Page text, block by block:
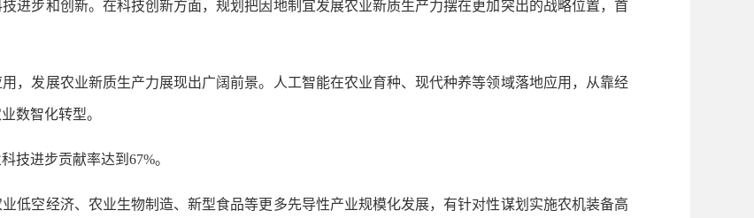
步和创新。在科技创新方面，规划把因地制宜发展农业新质生产力摆在更加突出的战略位置，首
发展农业新质生产力展现出广阔前景。人工智能在农业育种、现代种养等领域落地应用，从靠经
数智化转型。
进步贡献率达到67%。
空经济、农业生物制造、新型食品等更多先导性产业规模化发展，有针对性谋划实施农机装备高